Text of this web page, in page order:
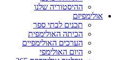
ההיסטוריה שלנו
אולימפיזם
תכנים לבתי ספר
הכיתה האולימפית
הערכים האולימפיים
היום האולימפי